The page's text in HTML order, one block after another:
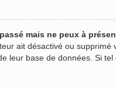
mais ne peux à
ait désactivé ou
leur base de données. Si